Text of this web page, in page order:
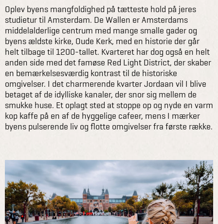
Oplev byens mangfoldighed på tætteste hold på jeres
studietur til Amsterdam. De Wallen er Amsterdams
middelalderlige centrum med mange smalle gader og
byens ældste kirke, Oude Kerk, med en historie der går
helt tilbage til 1200-tallet. Kvarteret har dog også en helt
anden side med det famøse Red Light District, der skaber
en bemærkelsesværdig kontrast til de historiske
omgivelser. I det charmerende kvarter Jordaan vil I blive
betaget af de idylliske kanaler, der snor sig mellem de
smukke huse. Et oplagt sted at stoppe op og nyde en varm
kop kaffe på en af de hyggelige cafeer, mens I mærker
byens pulserende liv og flotte omgivelser fra første række.